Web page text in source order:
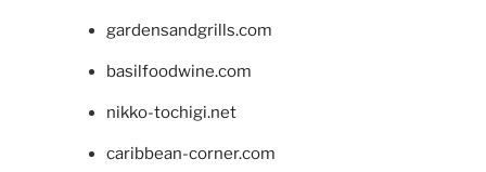
gardensandgrills.com
basilfoodwine.com
nikko-tochigi.net
caribbean-corner.com